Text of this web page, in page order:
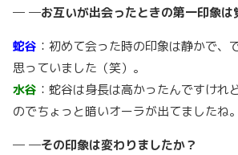
─ ─お互いが出会ったときの第一印象は
蛇谷 ：初めて会った時の印象は静かで、
思っていました（笑）。
水谷 ：蛇谷は身長は高かったんですけれ
のでちょっと暗いオーラが出てましたね。
─ ─その印象は変わりましたか？